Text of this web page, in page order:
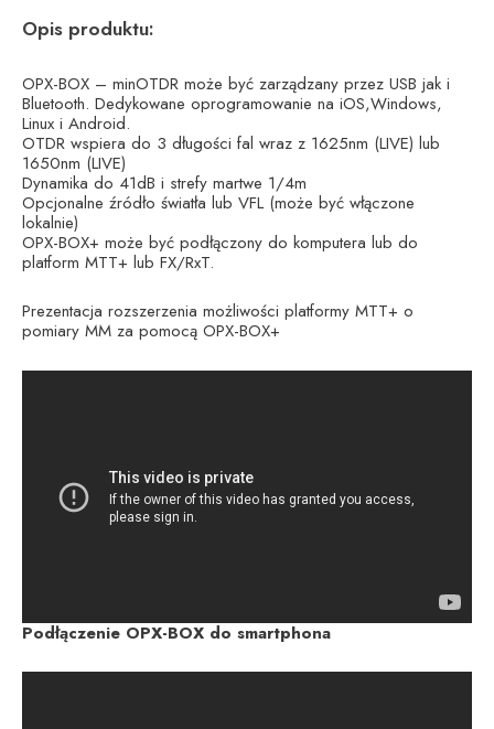
Opis produktu:
OPX-BOX – minOTDR może być zarządzany przez USB jak i
Bluetooth. Dedykowane oprogramowanie na iOS,Windows,
Linux i Android.
OTDR wspiera do 3 długości fal wraz z 1625nm (LIVE) lub
1650nm (LIVE)
Dynamika do 41dB i strefy martwe 1/4m
Opcjonalne źródło światła lub VFL (może być włączone
lokalnie)
OPX-BOX+ może być podłączony do komputera lub do
platform MTT+ lub FX/RxT.
Prezentacja rozszerzenia możliwości platformy MTT+ o
pomiary MM za pomocą OPX-BOX+
Podłączenie OPX-BOX do smartphona